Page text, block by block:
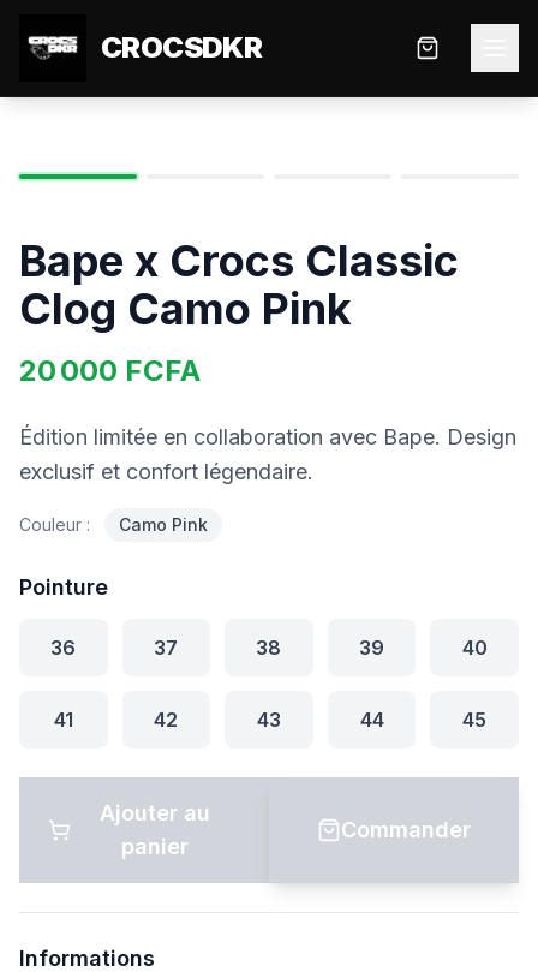
CROCSDKR
Bape x Crocs Classic
Clog Camo Pink
20 000 FCFA
Édition limitée en collaboration avec Bape. Design
exclusif et confort légendaire.
Couleur : Camo Pink
Pointure
36 37 38 39 40
41 42 43 44 45
Ajouter au
panier
Commander
Informations